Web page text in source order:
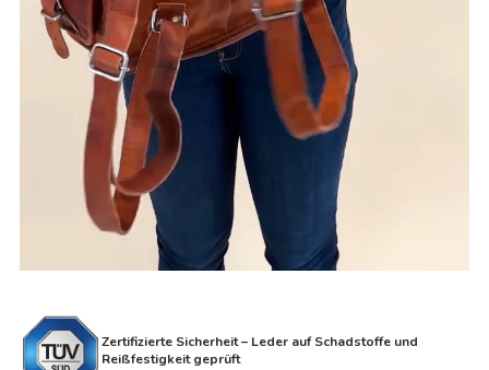
Zertifizierte Sicherheit – Leder auf Schadstoffe und
Reißfestigkeit geprüft